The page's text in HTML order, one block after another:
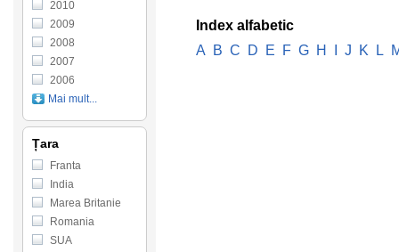
Index alfabetic
A
B C D E F G H J K L
2010
2009
2008
2007
2006
Mai mult...
Țara
Franta
India
Marea Britanie
Romania
SUA